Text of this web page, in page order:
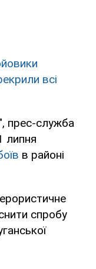
всі
прес-служба
липня
в районі
спробу